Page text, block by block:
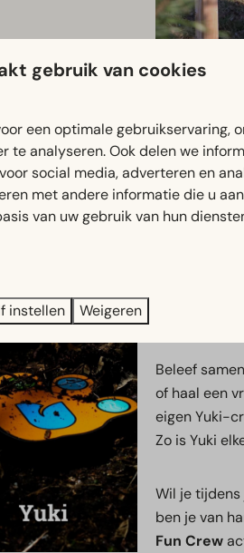
de omgeving, of
Heb je
naar
Beleef
of haal een
eigen Yuki-
Zo is Yuki
Wil je
ben je van
Fun Crew
gebruik van cookies
een optimale gebruikservaring,
te analyseren. Ook delen we
social media, adverteren en
met andere informatie die u
van uw gebruik van hun
instellen Weigeren